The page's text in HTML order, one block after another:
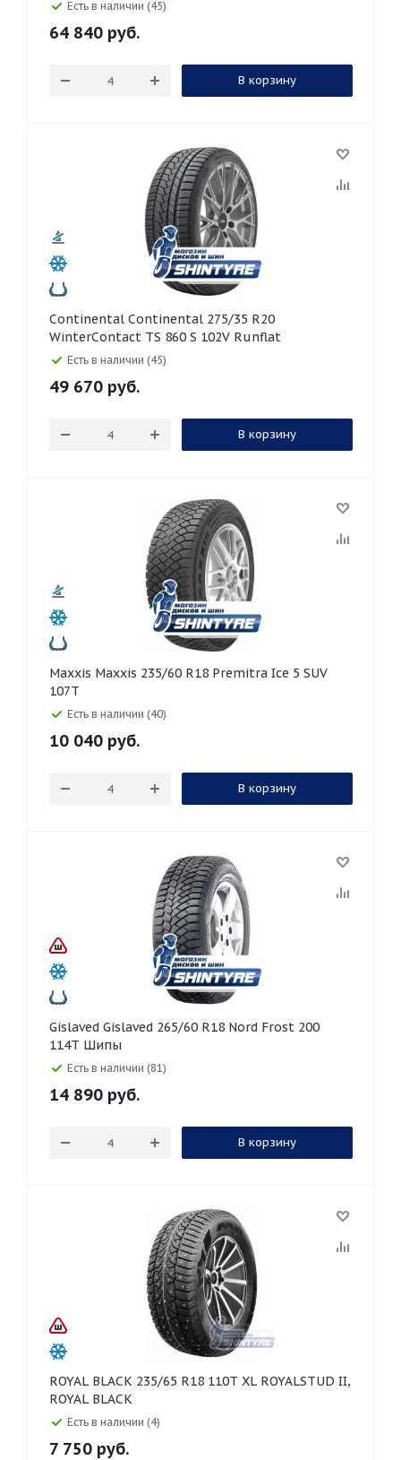
Есть в наличии (45)
64 840 руб.
В корзину
Continental Continental 275/35 R20
WinterContact TS 860 S 102V Runflat
Есть в наличии (45)
49 670 руб.
В корзину
Maxxis Maxxis 235/60 R18 Premitra Ice 5 SUV
107T
Есть в наличии (40)
10 040 руб.
В корзину
Gislaved Gislaved 265/60 R18 Nord Frost 200
114T Шипы
Есть в наличии (81)
14 890 руб.
В корзину
ROYAL BLACK 235/65 R18 110T XL ROYALSTUD II,
ROYAL BLACK
Есть в наличии (4)
7 750 руб.